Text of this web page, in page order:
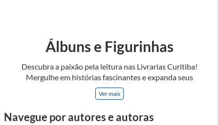
Descubra a paixão pela leitura nas Livrarias Curitiba!
Mergulhe em histórias fascinantes e expanda seus
horizontes, onde cada página é uma porta para novos
universos e perspectivas. Ler nos permite viajar sem sair do
e tenha a oportunidade de alcançar o seu crescimento
Ver mais
Álbuns e Figurinhas
Navegue por autores e autoras